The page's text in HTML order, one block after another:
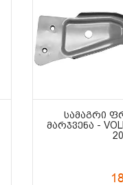
ᲡᲐᲛᲐᲒᲠᲘ
ᲛᲐᲠᲯᲕᲔᲜᲐ -